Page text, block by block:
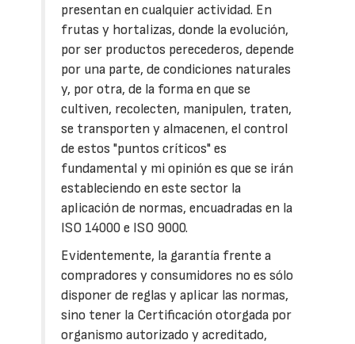
presentan en cualquier actividad. En
frutas y hortalizas, donde la evolución,
por ser productos perecederos, depende
por una parte, de condiciones naturales
y, por otra, de la forma en que se
cultiven, recolecten, manipulen, traten,
se transporten y almacenen, el control
de estos "puntos críticos" es
fundamental y mi opinión es que se irán
estableciendo en este sector la
aplicación de normas, encuadradas en la
ISO 14000 e ISO 9000.
Evidentemente, la garantía frente a
compradores y consumidores no es sólo
disponer de reglas y aplicar las normas,
sino tener la Certificación otorgada por
organismo autorizado y acreditado,